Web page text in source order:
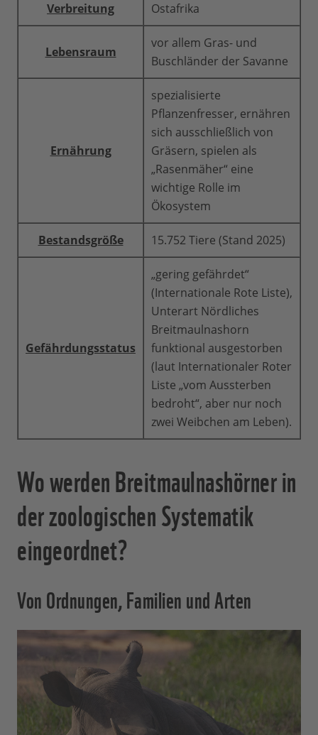
Verbreitung
Ostafrika
Lebensraum
vor allem Gras- und
Buschländer der Savanne
Ernährung
spezialisierte
Pflanzenfresser, ernähren
sich ausschließlich von
Gräsern, spielen als
„Rasenmäher“ eine
wichtige Rolle im
Ökosystem
Bestandsgröße 15.752 Tiere (Stand 2025)
Gefährdungsstatus
„gering gefährdet“
(Internationale Rote Liste),
Unterart Nördliches
Breitmaulnashorn
funktional ausgestorben
(laut Internationaler Roter
Liste „vom Aussterben
bedroht“, aber nur noch
zwei Weibchen am Leben).
Wo werden Breitmaulnashörner in
der zoologischen Systematik
eingeordnet?
Von Ordnungen, Familien und Arten